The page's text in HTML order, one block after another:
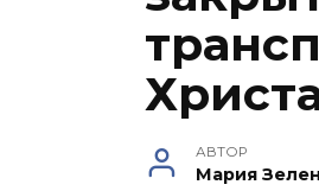
АВТОР
Мария